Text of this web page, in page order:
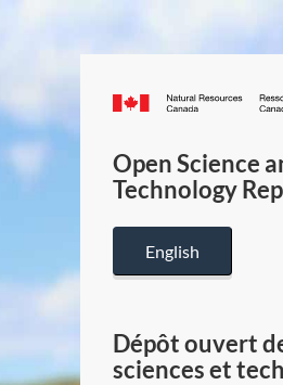
Canada.ca
Open Science
Technology
English
Dépôt ouvert
sciences et